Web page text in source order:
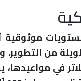
موثوقية
من
في